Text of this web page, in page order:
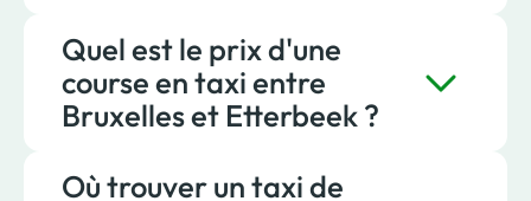
Pour un trajet fiable vers Etterbeek, il est
recommandé de faire appel à Taxis Verts.
Quel est le prix d'une
course en taxi entre
Bruxelles et Etterbeek ?
Où trouver un taxi de